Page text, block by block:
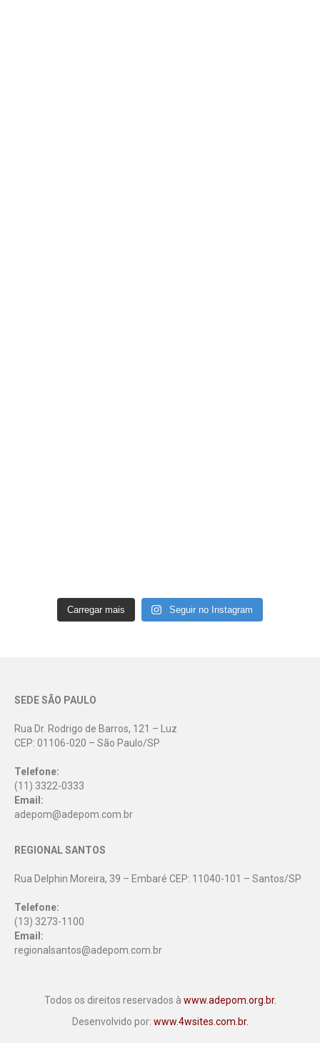
Carregar mais Seguir no Instagram
SEDE SÃO PAULO
Rua Dr. Rodrigo de Barros, 121 – Luz
CEP: 01106-020 – São Paulo/SP
Telefone:
(11) 3322-0333
Email:
adepom@adepom.com.br
REGIONAL SANTOS
Rua Delphin Moreira, 39 – Embaré CEP: 11040-101 – Santos/SP
Telefone:
(13) 3273-1100
Email:
regionalsantos@adepom.com.br
Todos os direitos reservados à www.adepom.org.br.
Desenvolvido por: www.4wsites.com.br.